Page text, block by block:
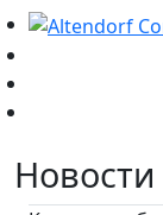
Новости